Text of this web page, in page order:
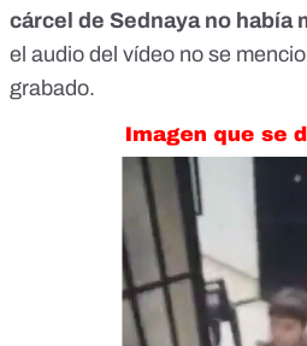
cárcel de Sednaya no había
el audio del vídeo no se
grabado.